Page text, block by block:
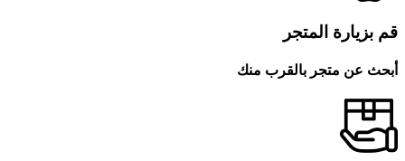
قم بزيارة المتجر
أبحث عن متجر بالقرب منك